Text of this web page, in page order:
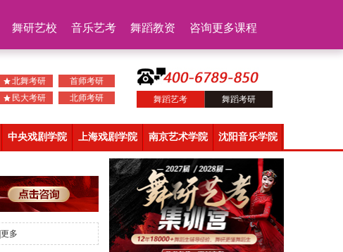
舞研艺校 音乐艺考 舞蹈教资 咨询更多课程
北舞考研
首师考研
民大考研 北师考研 舞蹈艺考 舞蹈考研
中央戏剧学院 上海戏剧学院 南京艺术学院 沈阳音乐学院
更多